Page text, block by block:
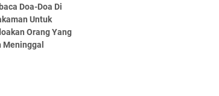
Doa-Doa Di
Untuk
Orang Yang
Meninggal